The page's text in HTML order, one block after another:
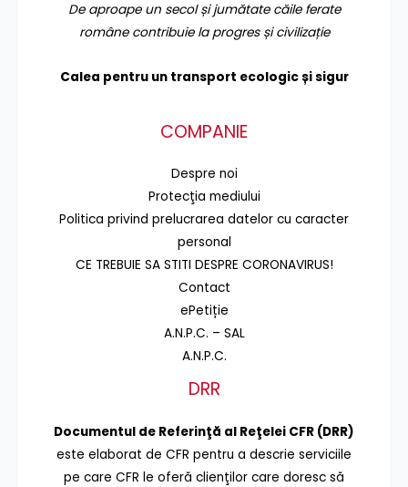
De aproape un secol și jumătate căile ferate
române contribuie la progres și civilizație
Calea pentru un transport ecologic și sigur
COMPANIE
Despre noi
Protecţia mediului
Politica privind prelucrarea datelor cu caracter
personal
CE TREBUIE SA STITI DESPRE CORONAVIRUS!
Contact
ePetiție
A.N.P.C. – SAL
A.N.P.C.
DRR
Documentul de Referinţă al Reţelei CFR (DRR)
este elaborat de CFR pentru a descrie serviciile
pe care CFR le oferă clienţilor care doresc să